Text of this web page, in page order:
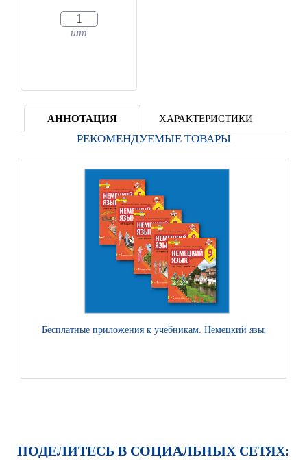
шт
АННОТАЦИЯ ХАРАКТЕРИСТИКИ
РЕКОМЕНДУЕМЫЕ ТОВАРЫ
Бесплатные приложения к учебникам. Немецкий язык.
ПОДЕЛИТЕСЬ В СОЦИАЛЬНЫХ СЕТЯХ: